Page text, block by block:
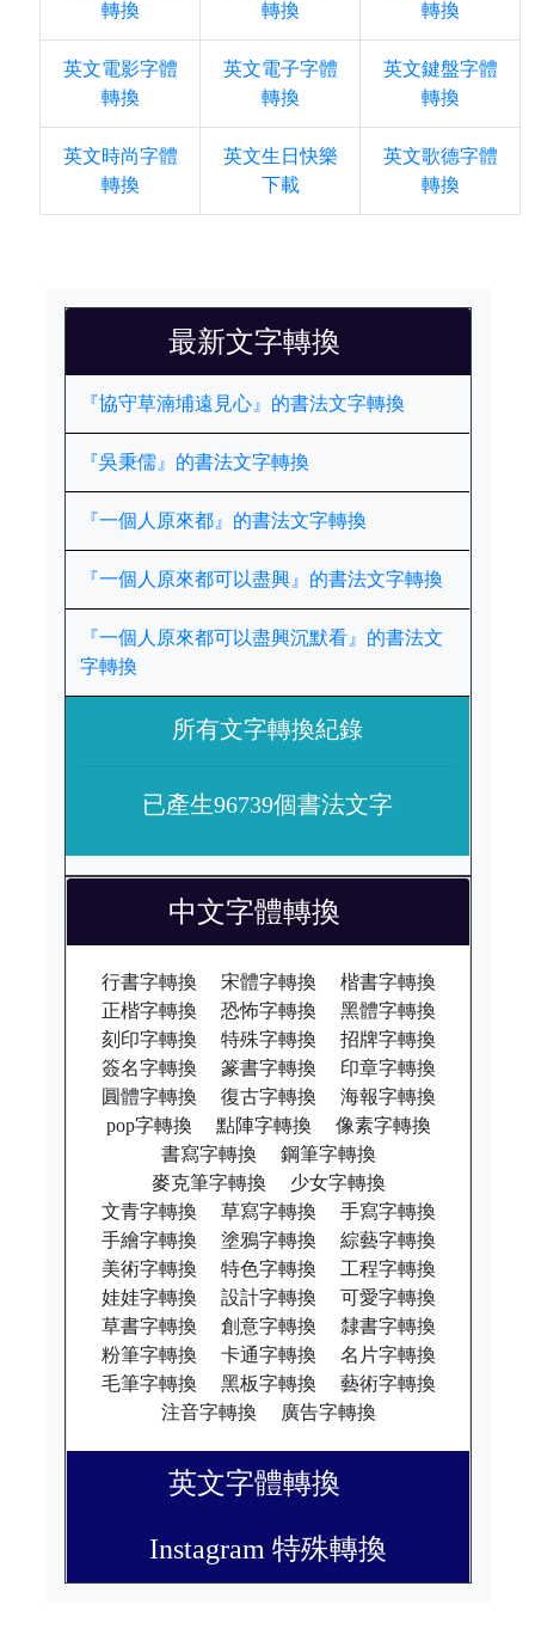
轉換
轉換
轉換
英文電影字體
轉換
英文電子字體
轉換
英文鍵盤字體
轉換
英文時尚字體
轉換
英文生日快樂
下載
英文歌德字體
轉換
最新文字轉換
『協守草湳埔遠見心』的書法文字轉換
『吳秉儒』的書法文字轉換
『一個人原來都』的書法文字轉換
『一個人原來都可以盡興』的書法文字轉換
『一個人原來都可以盡興沉默看』的書法文
字轉換
所有文字轉換紀錄
已產生96739個書法文字
中文字體轉換
行書字轉換 宋體字轉換
楷書字轉換
正楷字轉換
恐怖字轉換
黑體字轉換
刻印字轉換
特殊字轉換
招牌字轉換
簽名字轉換
篆書字轉換
印章字轉換
圓體字轉換
復古字轉換
海報字轉換
pop字轉換
點陣字轉換
像素字轉換
書寫字轉換
鋼筆字轉換
麥克筆字轉換
少女字轉換
文青字轉換
草寫字轉換
手寫字轉換
手繪字轉換
塗鴉字轉換
綜藝字轉換
美術字轉換
特色字轉換
工程字轉換
娃娃字轉換
設計字轉換
可愛字轉換
草書字轉換
創意字轉換
隸書字轉換
粉筆字轉換
卡通字轉換
名片字轉換
毛筆字轉換
黑板字轉換
藝術字轉換
注音字轉換
廣告字轉換
英文字體轉換
Instagram 特殊轉換